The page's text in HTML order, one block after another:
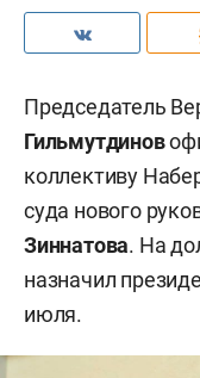
Председатель
Гильмутдинов
коллективу
суда нового
Зиннатова. На
назначил
июля.